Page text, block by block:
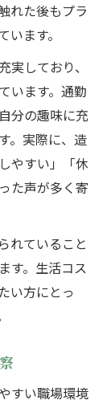
れた後もプラ
ます。
しており、
います。通勤
分の趣味に充
。実際に、造
やすい」「休
た声が多く寄
れていること
す。生活コス
い方にとっ
すい職場環境